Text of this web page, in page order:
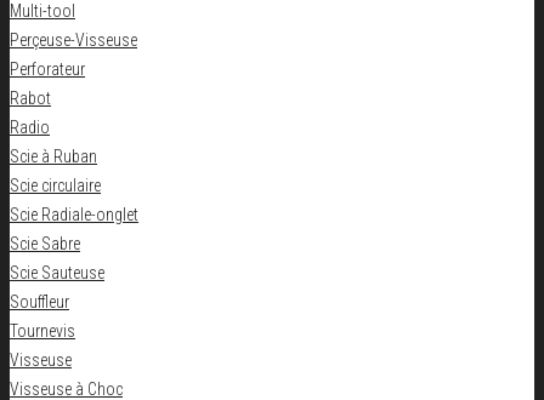
Multi-tool
Perçeuse-Visseuse
Perforateur
Rabot
Radio
Scie à Ruban
Scie circulaire
Scie Radiale-onglet
Scie Sabre
Scie Sauteuse
Souffleur
Tournevis
Visseuse
Visseuse à Choc